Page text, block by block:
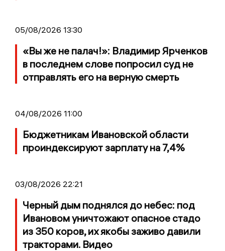
05/08/2026 13:30
«Вы же не палач!»: Владимир Ярченков
в последнем слове попросил суд не
отправлять его на верную смерть
04/08/2026 11:00
Бюджетникам Ивановской области
проиндексируют зарплату на 7,4%
03/08/2026 22:21
Черный дым поднялся до небес: под
Ивановом уничтожают опасное стадо
из 350 коров, их якобы заживо давили
тракторами. Видео